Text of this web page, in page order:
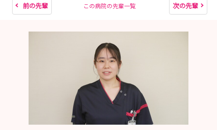
前の先輩 この病院の先輩一覧 次の先輩